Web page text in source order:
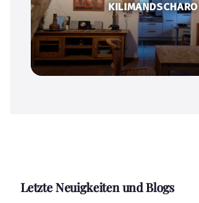
KILIMANDSCHARO
Letzte Neuigkeiten und Blogs